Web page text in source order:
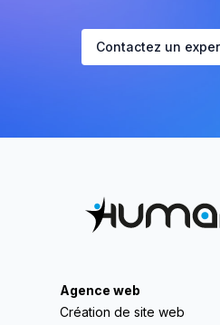
Contactez un
Agence web
Création de site web